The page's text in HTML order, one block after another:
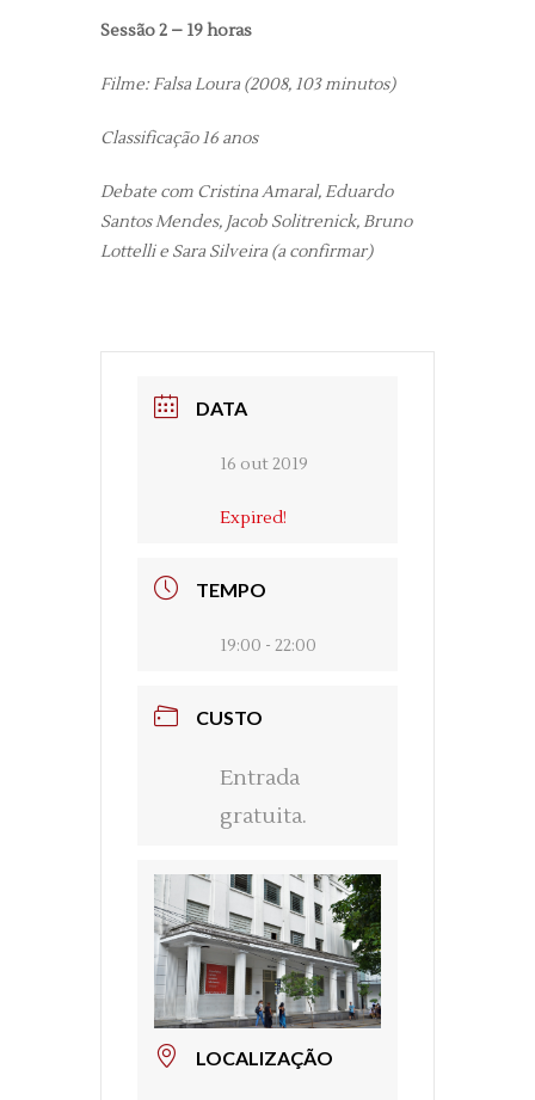
Sessão 2 – 19 horas
Filme: Falsa Loura (2008, 103 minutos)
Classificação 16 anos
Debate com Cristina Amaral, Eduardo
Santos Mendes, Jacob Solitrenick, Bruno
Lottelli e Sara Silveira (a confirmar)
DATA
16 out 2019
Expired!
TEMPO
19:00 - 22:00
CUSTO
Entrada
gratuita.
LOCALIZAÇÃO